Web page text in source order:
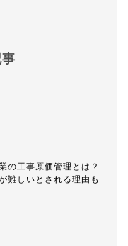
の工事原価管理とは？
難しいとされる理由も